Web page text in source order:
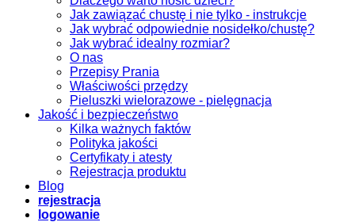
Jak zawiązać chustę i nie tylko - instrukcje
Jak wybrać odpowiednie nosidełko/chustę?
Jak wybrać idealny rozmiar?
O nas
Przepisy Prania
Właściwości przędzy
Pieluszki wielorazowe - pielęgnacja
Jakość i bezpieczeństwo
Kilka ważnych faktów
Polityka jakości
Certyfikaty i atesty
Rejestracja produktu
Blog
rejestracja
logowanie